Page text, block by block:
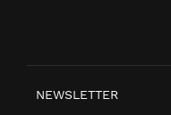
NEWSLETTER